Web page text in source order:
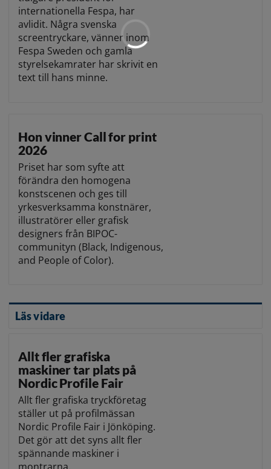
internationella Fespa, har
avlidit. Några svenska
screentryckare, vänner inom
Fespa Sweden och gamla
styrelsekamrater har skrivit en
text till hans minne.
Hon vinner Call for print
2026
Priset har som syfte att
förändra den homogena
konstscenen och ges till
yrkesverksamma konstnärer,
illustratörer eller grafisk
designers från BIPOC-
communityn (Black, Indigenous,
and People of Color).
Läs vidare
Allt fler grafiska
maskiner tar plats på
Nordic Profile Fair
Allt fler grafiska tryckföretag
ställer ut på profilmässan
Nordic Profile Fair i Jönköping.
Det gör att det syns allt fler
spännande maskiner i